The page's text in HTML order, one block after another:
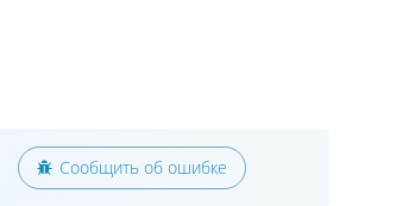
Сообщить об ошибке